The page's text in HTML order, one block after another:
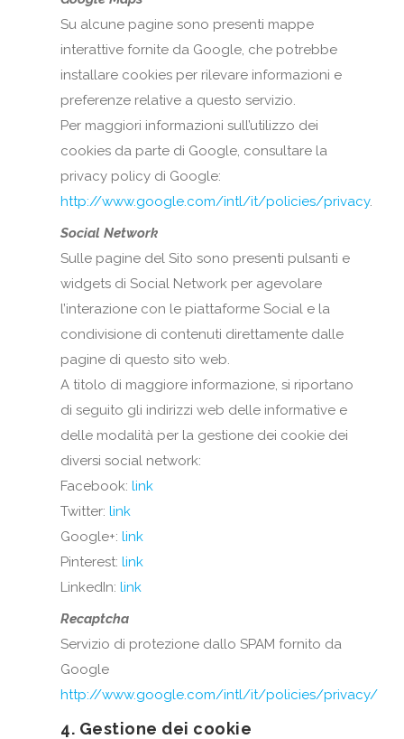
Su alcune pagine sono presenti mappe
interattive fornite da Google, che potrebbe
installare cookies per rilevare informazioni e
preferenze relative a questo servizio.
Per maggiori informazioni sull’utilizzo dei
cookies da parte di Google, consultare la
privacy policy di Google:
http://www.google.com/intl/it/policies/privacy.
Social Network
Sulle pagine del Sito sono presenti pulsanti e
widgets di Social Network per agevolare
l’interazione con le piattaforme Social e la
condivisione di contenuti direttamente dalle
pagine di questo sito web.
A titolo di maggiore informazione, si riportano
di seguito gli indirizzi web delle informative e
delle modalità per la gestione dei cookie dei
diversi social network:
Facebook:link
Twitter:link
Google+:link
Pinterest:link
LinkedIn:link
Recaptcha
Servizio di protezione dallo SPAM fornito da
Google
http://www.google.com/intl/it/policies/privacy/
4. Gestione dei cookie